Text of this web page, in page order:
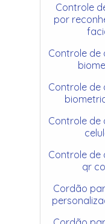
Controle
por
Controle de
Controle de
Controle de
Controle de
qr
Cordão